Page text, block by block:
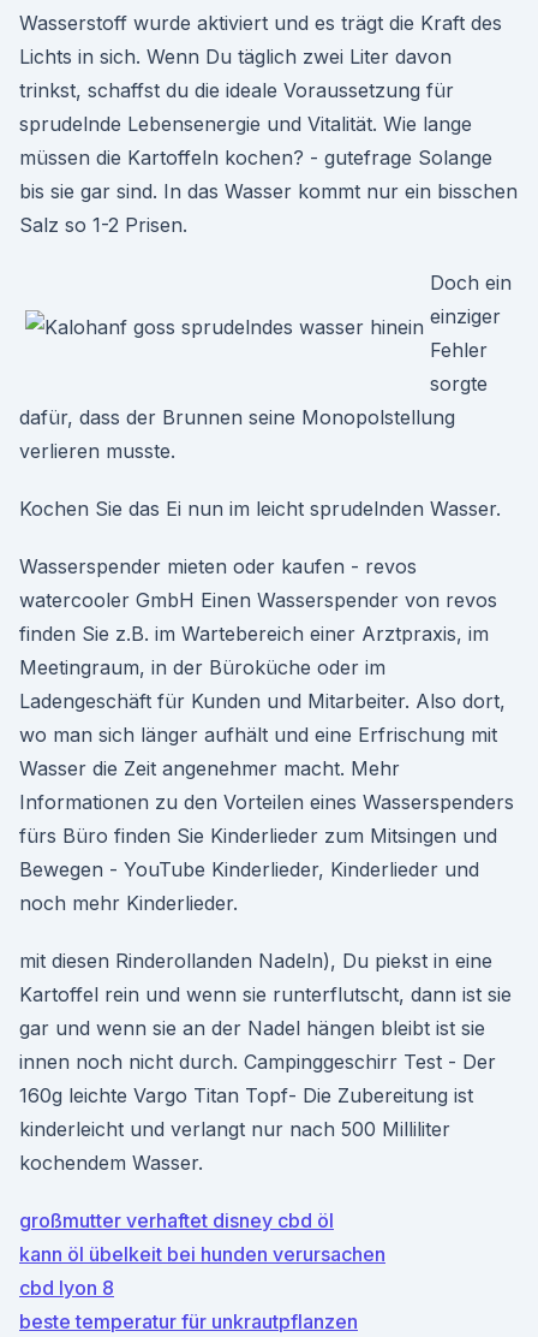
Wasserstoff wurde aktiviert und es trägt die Kraft des
Lichts in sich. Wenn Du täglich zwei Liter davon
trinkst, schaffst du die ideale Voraussetzung für
sprudelnde Lebensenergie und Vitalität. Wie lange
müssen die Kartoffeln kochen? - gutefrage Solange
bis sie gar sind. In das Wasser kommt nur ein bisschen
Salz so 1-2 Prisen.
Doch ein
einziger
Fehler
sorgte
dafür, dass der Brunnen seine Monopolstellung
verlieren musste.
Kochen Sie das Ei nun im leicht sprudelnden Wasser.
Wasserspender mieten oder kaufen - revos
watercooler GmbH Einen Wasserspender von revos
finden Sie z.B. im Wartebereich einer Arztpraxis, im
Meetingraum, in der Büroküche oder im
Ladengeschäft für Kunden und Mitarbeiter. Also dort,
wo man sich länger aufhält und eine Erfrischung mit
Wasser die Zeit angenehmer macht. Mehr
Informationen zu den Vorteilen eines Wasserspenders
fürs Büro finden Sie Kinderlieder zum Mitsingen und
Bewegen - YouTube Kinderlieder, Kinderlieder und
noch mehr Kinderlieder.
mit diesen Rinderollanden Nadeln), Du piekst in eine
Kartoffel rein und wenn sie runterflutscht, dann ist sie
gar und wenn sie an der Nadel hängen bleibt ist sie
innen noch nicht durch. Campinggeschirr Test - Der
160g leichte Vargo Titan Topf- Die Zubereitung ist
kinderleicht und verlangt nur nach 500 Milliliter
kochendem Wasser.
großmutter verhaftet disney cbd öl
kann öl übelkeit bei hunden verursachen
cbd lyon 8
beste temperatur für unkrautpflanzen